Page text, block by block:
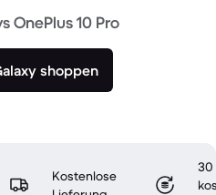
OnePlus 10 Pro
shoppen
Kostenlose
30